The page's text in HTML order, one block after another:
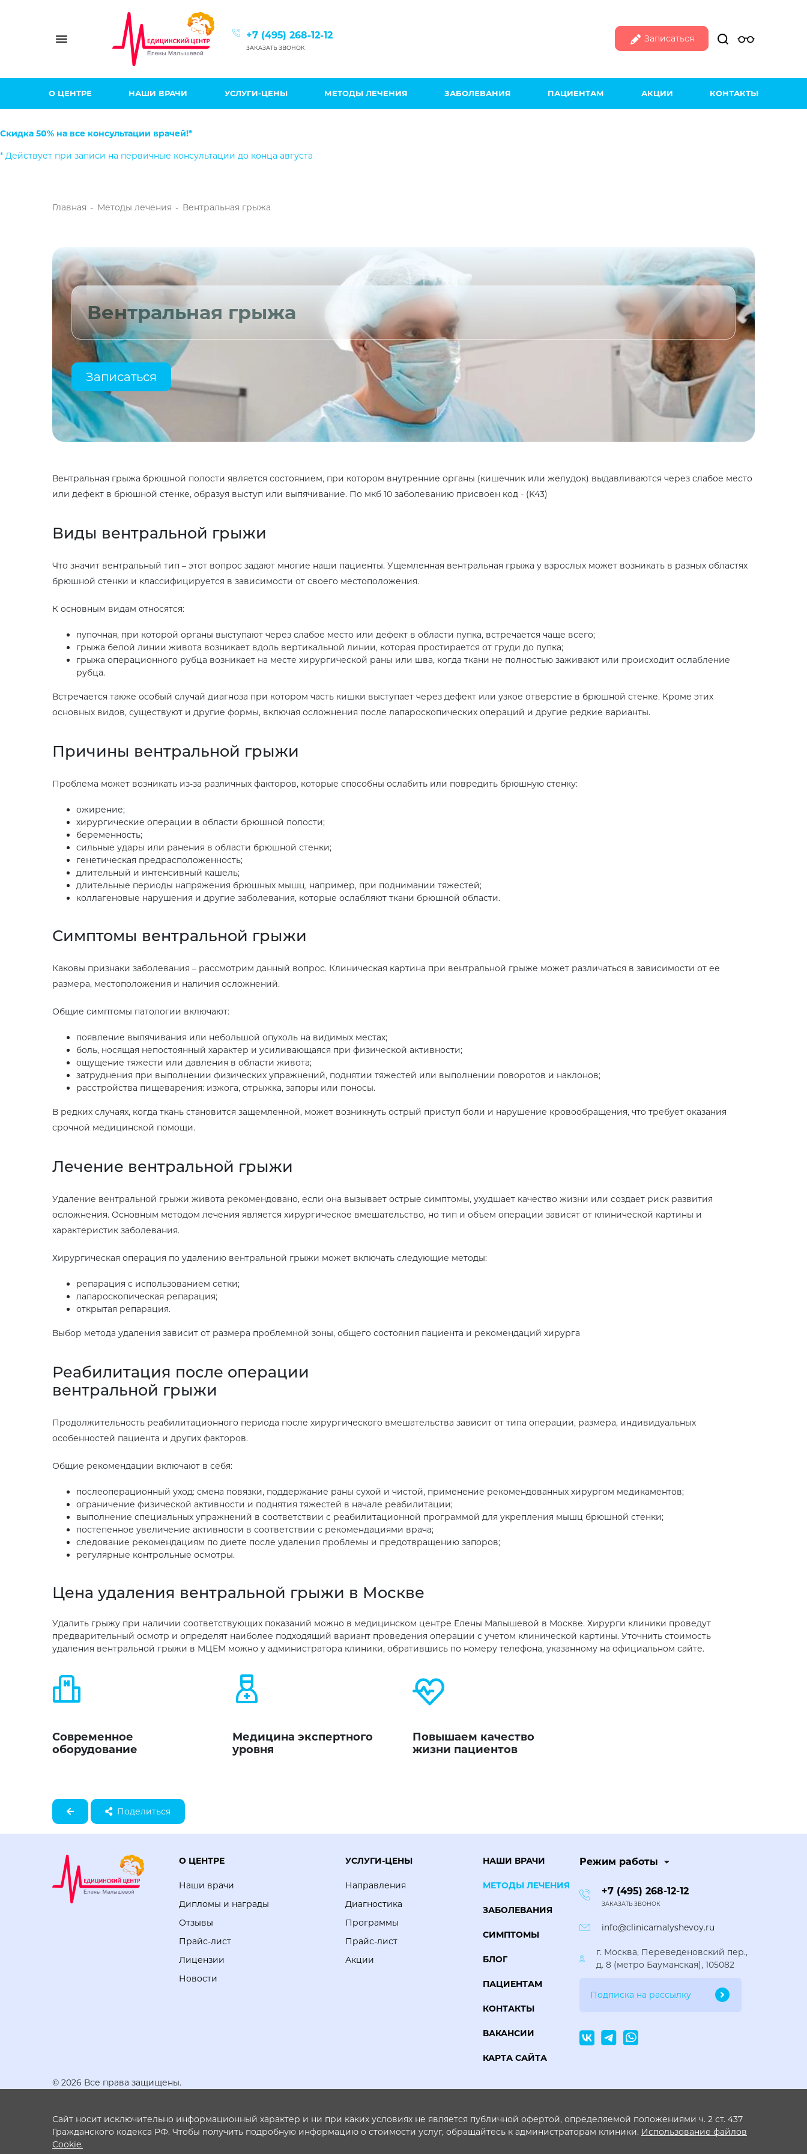
Toggle navigation +7 (495) 268-12-12
ЗАКАЗАТЬ ЗВОНОК
Записаться
О ЦЕНТРЕ НАШИ ВРАЧИ УСЛУГИ-ЦЕНЫ МЕТОДЫ ЛЕЧЕНИЯ ЗАБОЛЕВАНИЯ ПАЦИЕНТАМ АКЦИИ КОНТАКТЫ
Скидка 50% на все консультации врачей!*
* Действует при записи на первичные консультации до конца августа
Главная - Методы лечения - Вентральная грыжа
Вентральная грыжа
Записаться
Вентральная грыжа брюшной полости является состоянием, при котором внутренние органы (кишечник или желудок) выдавливаются через слабое место
или дефект в брюшной стенке, образуя выступ или выпячивание. По мкб 10 заболеванию присвоен код - (K43)
Виды вентральной грыжи
Что значит вентральный тип – этот вопрос задают многие наши пациенты. Ущемленная вентральная грыжа у взрослых может возникать в разных областях
брюшной стенки и классифицируется в зависимости от своего местоположения.
К основным видам относятся:
пупочная, при которой органы выступают через слабое место или дефект в области пупка, встречается чаще всего;
грыжа белой линии живота возникает вдоль вертикальной линии, которая простирается от груди до пупка;
грыжа операционного рубца возникает на месте хирургической раны или шва, когда ткани не полностью заживают или происходит ослабление
рубца.
Встречается также особый случай диагноза при котором часть кишки выступает через дефект или узкое отверстие в брюшной стенке. Кроме этих
основных видов, существуют и другие формы, включая осложнения после лапароскопических операций и другие редкие варианты.
Причины вентральной грыжи
Проблема может возникать из-за различных факторов, которые способны ослабить или повредить брюшную стенку:
ожирение;
хирургические операции в области брюшной полости;
беременность;
сильные удары или ранения в области брюшной стенки;
генетическая предрасположенность;
длительный и интенсивный кашель;
длительные периоды напряжения брюшных мышц, например, при поднимании тяжестей;
коллагеновые нарушения и другие заболевания, которые ослабляют ткани брюшной области.
Симптомы вентральной грыжи
Каковы признаки заболевания – рассмотрим данный вопрос. Клиническая картина при вентральной грыже может различаться в зависимости от ее
размера, местоположения и наличия осложнений.
Общие симптомы патологии включают:
появление выпячивания или небольшой опухоль на видимых местах;
боль, носящая непостоянный характер и усиливающаяся при физической активности;
ощущение тяжести или давления в области живота;
затруднения при выполнении физических упражнений, поднятии тяжестей или выполнении поворотов и наклонов;
расстройства пищеварения: изжога, отрыжка, запоры или поносы.
В редких случаях, когда ткань становится защемленной, может возникнуть острый приступ боли и нарушение кровообращения, что требует оказания
срочной медицинской помощи.
Лечение вентральной грыжи
Удаление вентральной грыжи живота рекомендовано, если она вызывает острые симптомы, ухудшает качество жизни или создает риск развития
осложнения. Основным методом лечения является хирургическое вмешательство, но тип и объем операции зависят от клинической картины и
характеристик заболевания.
Хирургическая операция по удалению вентральной грыжи может включать следующие методы:
репарация с использованием сетки;
лапароскопическая репарация;
открытая репарация.
Выбор метода удаления зависит от размера проблемной зоны, общего состояния пациента и рекомендаций хирурга
Реабилитация после операции
вентральной грыжи
Продолжительность реабилитационного периода после хирургического вмешательства зависит от типа операции, размера, индивидуальных
особенностей пациента и других факторов.
Общие рекомендации включают в себя:
послеоперационный уход: смена повязки, поддержание раны сухой и чистой, применение рекомендованных хирургом медикаментов;
ограничение физической активности и поднятия тяжестей в начале реабилитации;
выполнение специальных упражнений в соответствии с реабилитационной программой для укрепления мышц брюшной стенки;
постепенное увеличение активности в соответствии с рекомендациями врача;
следование рекомендациям по диете после удаления проблемы и предотвращению запоров;
регулярные контрольные осмотры.
Цена удаления вентральной грыжи в Москве
Удалить грыжу при наличии соответствующих показаний можно в медицинском центре Елены Малышевой в Москве. Хирурги клиники проведут
предварительный осмотр и определят наиболее подходящий вариант проведения операции с учетом клинической картины. Уточнить стоимость
удаления вентральной грыжи в МЦЕМ можно у администратора клиники, обратившись по номеру телефона, указанному на официальном сайте.
Современное
оборудование
Медицина экспертного
уровня
Повышаем качество
жизни пациентов
Поделиться
О ЦЕНТРЕ
Наши врачи
Дипломы и награды
Отзывы
Прайс-лист
Лицензии
Новости
УСЛУГИ-ЦЕНЫ
Направления
Диагностика
Программы
Прайс-лист
Акции
НАШИ ВРАЧИ
МЕТОДЫ ЛЕЧЕНИЯ
ЗАБОЛЕВАНИЯ
СИМПТОМЫ
БЛОГ
ПАЦИЕНТАМ
КОНТАКТЫ
ВАКАНСИИ
КАРТА САЙТА
Режим работы
+7 (495) 268-12-12
ЗАКАЗАТЬ ЗВОНОК
info@clinicamalyshevoy.ru
г. Москва, Переведеновский пер.,
д. 8 (метро Бауманская), 105082
© 2026 Все права защищены.
Сайт носит исключительно информационный характер и ни при каких условиях не является публичной офертой, определяемой положениями ч. 2 ст. 437
Гражданского кодекса РФ. Чтобы получить подробную информацию о стоимости услуг, обращайтесь к администраторам клиники. Использование файлов
Cookie.